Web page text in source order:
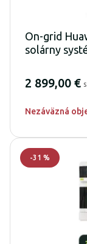
On-grid
solárny
2 899,00 €
Nezáväzná
-31 %